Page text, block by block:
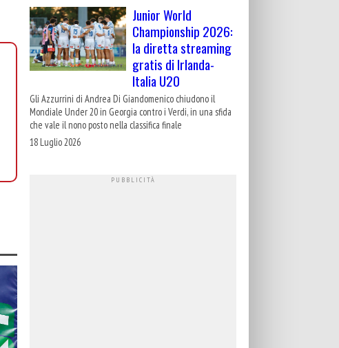
Junior World
Championship 2026:
la diretta streaming
gratis di Irlanda-
Italia U20
Gli Azzurrini di Andrea Di Giandomenico chiudono il
Mondiale Under 20 in Georgia contro i Verdi, in una sfida
che vale il nono posto nella classifica finale
18 Luglio 2026